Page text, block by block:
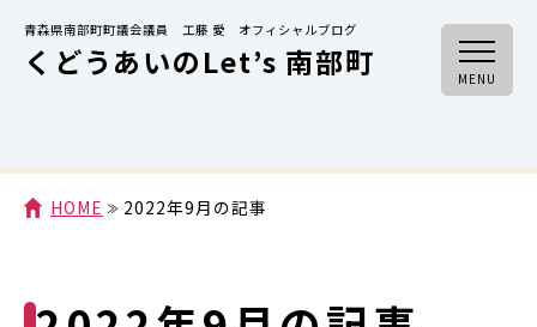
青森県南部町町議会議員 工藤 愛 オフィシャルブログ
くどうあいのLet’s 南部町 MENU
HOME 2022年9月の記事